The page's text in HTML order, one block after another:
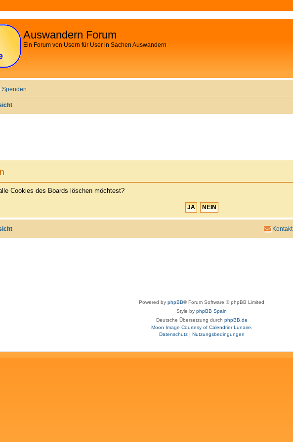
Auswandern Forum
Ein Forum von Usern für User in Sachen Auswandern
Spenden
Cookies des Boards löschen möchtest?
Kontakt
Powered by phpBB® Forum Software © phpBB Limited
Style by phpBB Spain
Deutsche Übersetzung durch phpBB.de
Moon Image Courtesy of Calendrier Lunaire.
Datenschutz| Nutzungsbedingungen